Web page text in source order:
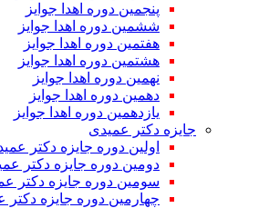
پنجمین دوره اهدا جوایز
ششمین دوره اهدا جوایز
هفتمین دوره اهدا جوایز
هشتمین دوره اهدا جوایز
نهمین دوره اهدا جوایز
دهمین دوره اهدا جوایز
یازدهمین دوره اهدا جوایز
جایزه دکتر عمیدی
اولین دوره جایزه دکتر
دومین دوره جایزه دکتر
سومین دوره جایزه دکتر
چهارمین دوره جایزه دکتر